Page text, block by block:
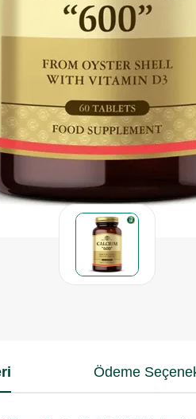
Ödeme